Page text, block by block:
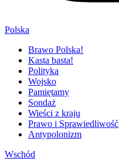
Polska
Brawo Polska!
Kasta basta!
Polityka
Wojsko
Pamiętamy
Sondaż
Wieści z kraju
Prawo i Sprawiedliwość
Antypolonizm
Wschód